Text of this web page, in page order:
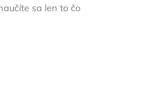
sa len to čo